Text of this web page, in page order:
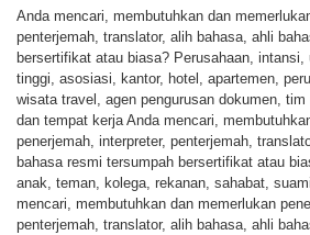
Anda mencari, membutuhkan dan
penterjemah, translator, alih bahasa, ahli
bersertifikat atau biasa? Perusahaan,
tinggi, asosiasi, kantor, hotel, apartemen,
wisata travel, agen pengurusan dokumen,
dan tempat kerja Anda mencari,
penerjemah, interpreter, penterjemah,
bahasa resmi tersumpah bersertifikat atau
anak, teman, kolega, rekanan, sahabat,
mencari, membutuhkan dan memerlukan
penterjemah, translator, alih bahasa, ahli